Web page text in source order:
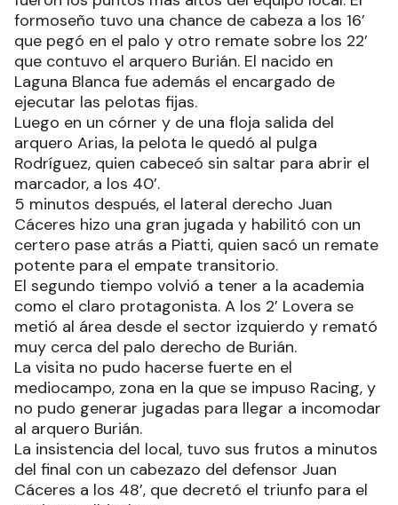
formoseño tuvo una chance de cabeza a los 16’
que pegó en el palo y otro remate sobre los 22’
que contuvo el arquero Burián. El nacido en
Laguna Blanca fue además el encargado de
ejecutar las pelotas fijas.
Luego en un córner y de una floja salida del
arquero Arias, la pelota le quedó al pulga
Rodríguez, quien cabeceó sin saltar para abrir el
marcador, a los 40’.
5 minutos después, el lateral derecho Juan
Cáceres hizo una gran jugada y habilitó con un
certero pase atrás a Piatti, quien sacó un remate
potente para el empate transitorio.
El segundo tiempo volvió a tener a la academia
como el claro protagonista. A los 2’ Lovera se
metió al área desde el sector izquierdo y remató
muy cerca del palo derecho de Burián.
La visita no pudo hacerse fuerte en el
mediocampo, zona en la que se impuso Racing, y
no pudo generar jugadas para llegar a incomodar
al arquero Burián.
La insistencia del local, tuvo sus frutos a minutos
del final con un cabezazo del defensor Juan
Cáceres a los 48’, que decretó el triunfo para el